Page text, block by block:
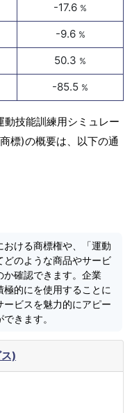
-17.6 %
-9.6 %
50.3 %
-85.5 %
技能訓練用シミュレー
標)の概要は、以下の通
おける商標権や、「運動
のような商品やサービ
か確認できます。企業
的にを使用することに
ビスを魅力的にアピー
きます。
)